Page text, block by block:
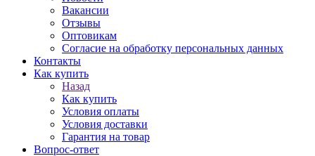
Вакансии
Отзывы
Оптовикам
Cогласие на обработку персональных данных
Контакты
Как купить
Назад
Как купить
Условия оплаты
Условия доставки
Гарантия на товар
Вопрос-ответ